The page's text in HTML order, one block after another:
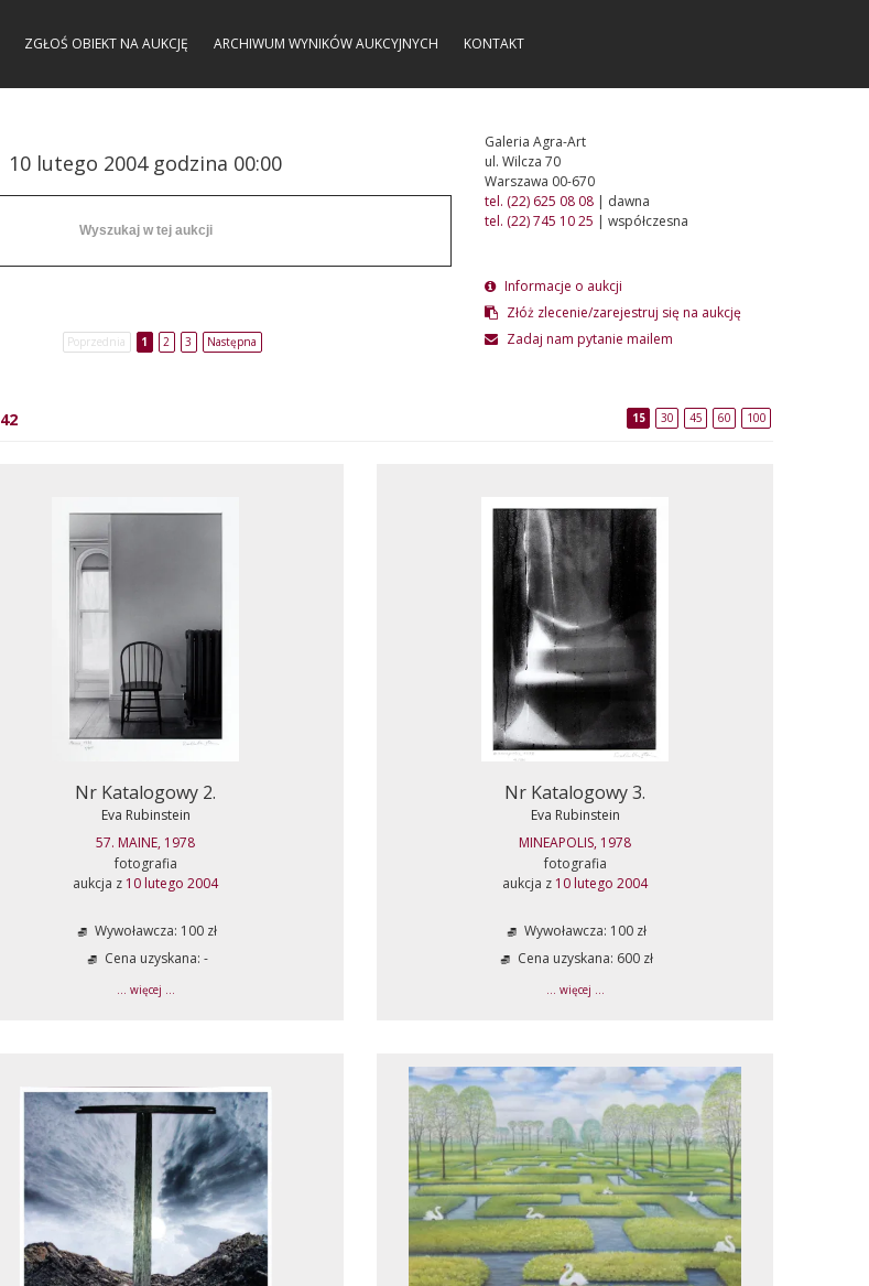
ZGŁOŚ OBIEKT NA AUKCJĘ ARCHIWUM WYNIKÓW AUKCYJNYCH KONTAKT
10 lutego 2004 godzina 00:00
Poprzednia 1 2 3 Następna
Galeria Agra-Art
ul. Wilcza 70
Warszawa 00-670
tel. (22) 625 08 08| dawna
tel. (22) 745 10 25 | współczesna
Informacje o aukcji
Złóż zlecenie/zarejestruj się na aukcję
Zadaj nam pytanie mailem
42 15 30 45 60 100
Nr Katalogowy 2.
Eva Rubinstein
57. MAINE, 1978
fotografia
aukcja z 10 lutego 2004
Wywoławcza: 100 zł
Cena uzyskana: -
... więcej ...
Nr Katalogowy 3.
Eva Rubinstein
MINEAPOLIS, 1978
fotografia
aukcja z 10 lutego 2004
Wywoławcza: 100 zł
Cena uzyskana: 600 zł
... więcej ...